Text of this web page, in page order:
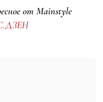
от Mainstyle